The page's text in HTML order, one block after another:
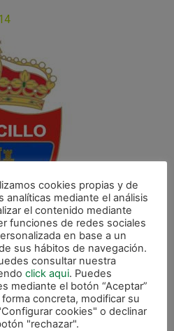
cookies propias y de
analíticas mediante el análisis
el contenido mediante
funciones de redes sociales
en base a un
sus hábitos de navegación.
consultar nuestra
click aqui. Puedes
mediante el botón “Aceptar”
concreta, modificar su
cookies" o declinar
"rechazar".